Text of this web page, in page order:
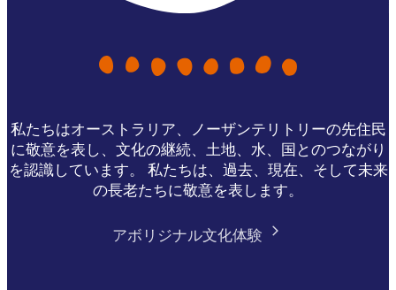
私たちはオーストラリア、ノーザンテリトリーの先住民
に敬意を表し、文化の継続、土地、水、国とのつながり
を認識しています。 私たちは、過去、現在、そして未来
の長老たちに敬意を表します。
アボリジナル文化体験